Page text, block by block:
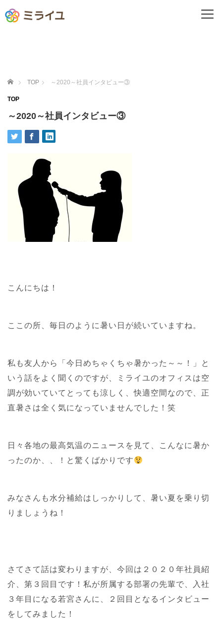
ホーム TOP ～2020～社員インタビュー③
TOP
～2020～社員インタビュー③
こんにちは！
ここの所、毎日のように暑い日が続いていますね。
私も友人から「今日めちゃくちゃ暑かった～～！」と
いう話をよく聞くのですが、ミライユのオフィスは空
調が効いていてとっても涼しく、快適空間なので、正
直暑さは全く気になっていませんでした！笑
日々各地の最高気温のニュースを見て、こんなに暑か
ったのか、、！と驚くばかりです
みなさんも水分補給はしっかりして、暑い夏を乗り切
りましょうね！
さてさて話は変わりますが、今回は２０２０年社員紹
介、第３回目です！私が所属する部署の先輩で、入社
３年目になる若宮さんに、２回目となるインタビュー
をしてみました！